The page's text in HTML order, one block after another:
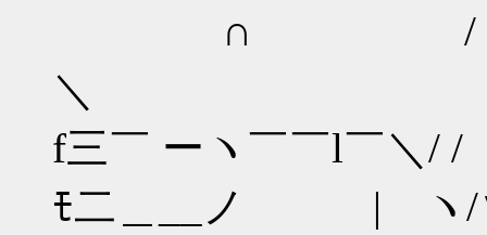
∩ / ./ / /
＼
f三￣ ーヽ￣￣l
ﾓ二＿__ノ | ヽ